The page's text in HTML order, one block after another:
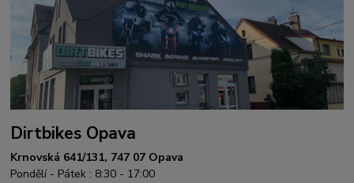
Dirtbikes Opava
Krnovská 641/131, 747 07 Opava
Pondělí - Pátek : 8:30 - 17:00